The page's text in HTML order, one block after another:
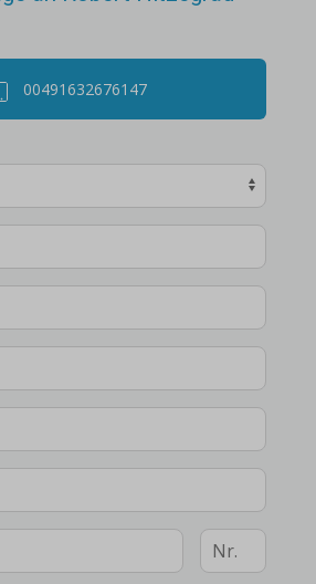
mit Gartenblick grenzt an
EG hat ein anschließendes
mit barrierefreier Dusche,
verfügt über drei Zimmer, eines
Balkon sowie Gartenblick und
zusätzlichen Stauraum.
mit ca. 40 qm bietet viel
Küche, Wäschekeller,
Fenster, elektr. Rolläden,
und eine Viessmann-
00491632676147